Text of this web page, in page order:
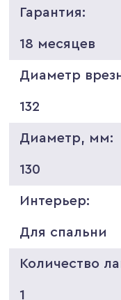
Гарантия:
18 месяцев
Диаметр
132
Диаметр, мм:
130
Интерьер:
Для спальни
Количество
1